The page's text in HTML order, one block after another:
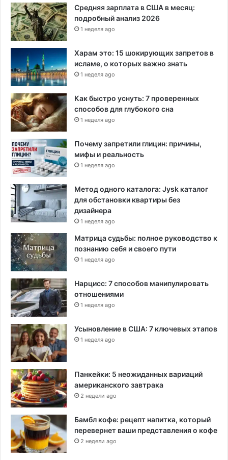
л
а
м
и
ш
а
т
Средняя зарплата в США в месяц:
подробный анализ 2026
1 неделя ago
Харам это: 15 шокирующих запретов в
исламе, о которых важно знать
1 неделя ago
Как быстро уснуть: 7 проверенных
способов для глубокого сна
1 неделя ago
Почему запретили глицин: причины,
мифы и реальность
1 неделя ago
Метод одного каталога: Jysk каталог
для обстановки квартиры без
дизайнера
1 неделя ago
Матрица судьбы: полное руководство к
познанию себя и своего пути
1 неделя ago
Нарцисс: 7 способов манипулировать
отношениями
1 неделя ago
Усыновление в США: 7 ключевых этапов
1 неделя ago
Панкейки: 5 неожиданных вариаций
американского завтрака
2 недели ago
Бамбл кофе: рецепт напитка, который
перевернет ваши представления о кофе
2 недели ago